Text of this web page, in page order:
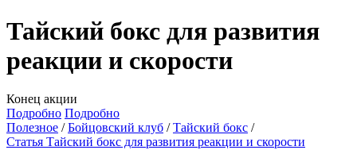
Тайский бокс для развития
реакции и скорости
Конец акции
Подробно Подробно
Полезное
Бойцовский клуб
Тайский бокс
Статья Тайский бокс для развития реакции и скорости